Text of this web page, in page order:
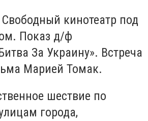
Свободный кинотеатр под
Показ д/ф
За Украину». Встреча
Марией Томак.
шествие по
города,